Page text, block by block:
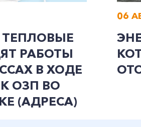
РАБОТЫ
В ХОДЕ
ОЗП ВО
(АДРЕСА)
06